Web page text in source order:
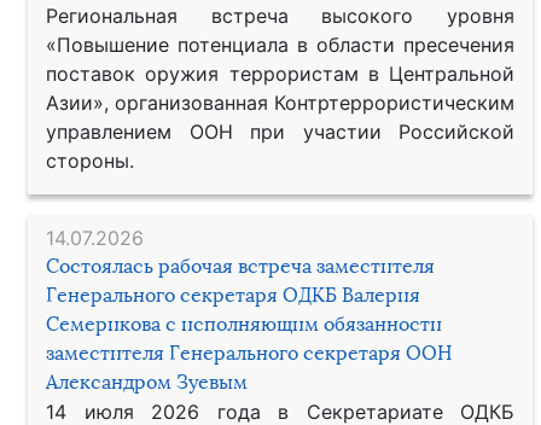
Региональная встреча высокого уровня
«Повышение потенциала в области пресечения
поставок оружия террористам в Центральной
Азии», организованная Контртеррористическим
управлением ООН при участии Российской
стороны.
14.07.2026
Состоялась рабочая встреча заместителя
Генерального секретаря ОДКБ Валерия
Семерикова с исполняющим обязанности
заместителя Генерального секретаря ООН
Александром Зуевым
14 июля 2026 года в Секретариате ОДКБ